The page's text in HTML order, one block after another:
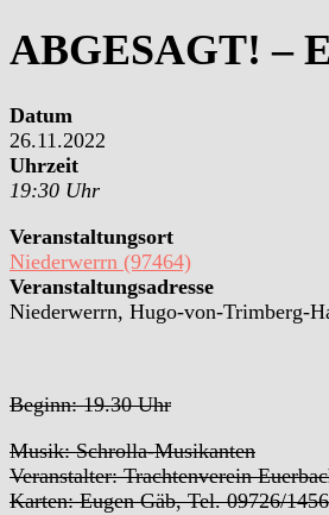
ABGESAGT! –
Datum
26.11.2022
Uhrzeit
19:30 Uhr
Veranstaltungsort
Niederwerrn (97464)
Veranstaltungsadresse
Niederwerrn, Hugo-von-Trimberg-
Beginn: 19.30 Uhr
Musik: Schrolla-Musikanten
Veranstalter: Trachtenverein
Karten: Eugen Gäb, Tel. 09726/1456